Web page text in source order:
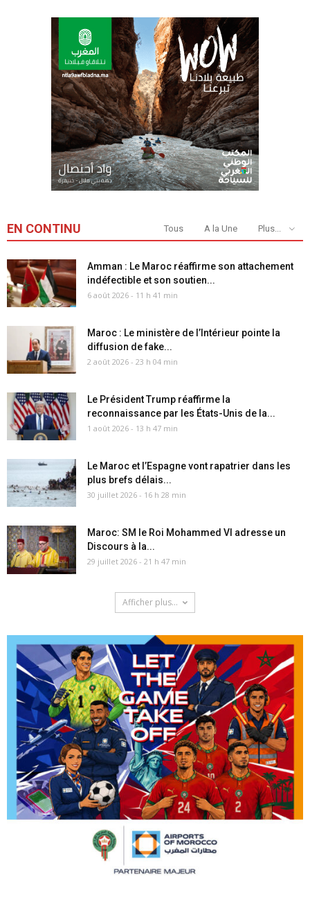
EN CONTINU Tous A la Une Plus...
Amman : Le Maroc réaffirme son attachement
indéfectible et son soutien...
6 août 2026 - 11 h 41 min
Maroc : Le ministère de l’Intérieur pointe la
diffusion de fake...
2 août 2026 - 23 h 04 min
Le Président Trump réaffirme la
reconnaissance par les États-Unis de la...
1 août 2026 - 13 h 47 min
Le Maroc et l’Espagne vont rapatrier dans les
plus brefs délais...
30 juillet 2026 - 16 h 28 min
Maroc: SM le Roi Mohammed VI adresse un
Discours à la...
29 juillet 2026 - 21 h 47 min
Afficher plus...